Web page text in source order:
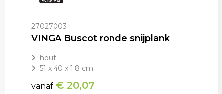
27027003
VINGA Buscot ronde snijplank
hout
51 x 40 x 1.8 cm
vanaf € 20,07